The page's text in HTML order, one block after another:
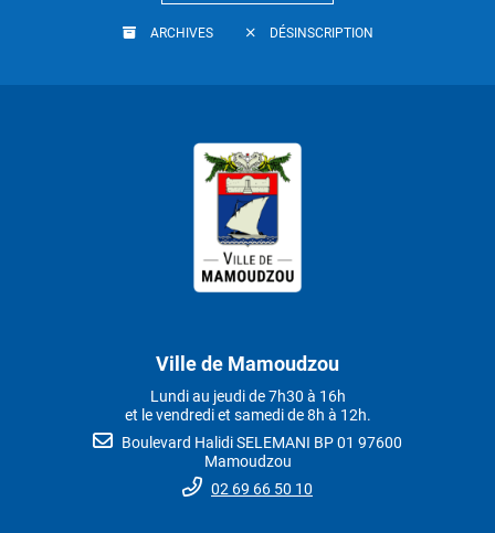
ARCHIVES DÉSINSCRIPTION
Ville de Mamoudzou
Lundi au jeudi de 7h30 à 16h
et le vendredi et samedi de 8h à 12h.
Boulevard Halidi SELEMANI BP 01 97600
Mamoudzou
02 69 66 50 10